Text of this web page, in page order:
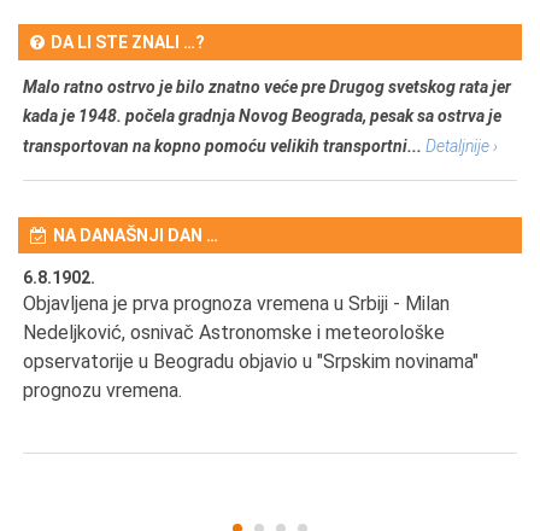
DA LI STE ZNALI …?
Malo ratno ostrvo je bilo znatno veće pre Drugog svetskog rata jer
kada je 1948. počela gradnja Novog Beograda, pesak sa ostrva je
transportovan na kopno pomoću velikih transportni... Detaljnije ›
NA DANAŠNJI DAN …
6.8.1902.
Objavljena je prva prognoza vremena u Srbiji - Milan
Nedeljković, osnivač Astronomske i meteorološke
opservatorije u Beogradu objavio u "Srpskim novinama"
prognozu vremena.